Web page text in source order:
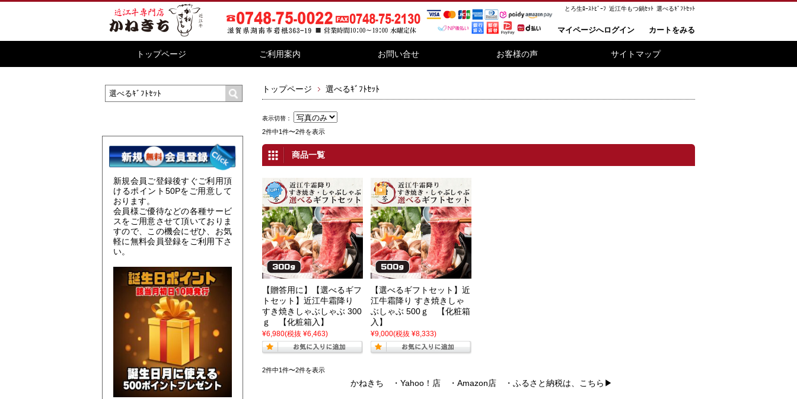
とろ生ﾛｰｽﾄﾋﾞｰﾌ 近江牛もつ鍋ｾｯﾄ 選べるｷﾞﾌﾄｾｯﾄ
マイページへログイン カートをみる
トップページ ご利用案内 お問い合せ お客様の声 サイトマップ
トップページ 選べるｷﾞﾌﾄｾｯﾄ
表示切替：
2件中1件〜2件を表示
商品一覧
【贈答用に】【選べるギフ
トセット】近江牛霜降り
すき焼きしゃぶしゃぶ 300
ｇ 【化粧箱入】
¥6,980(税抜 ¥6,463)
【選べるギフトセット】近
江牛霜降り すき焼きしゃ
ぶしゃぶ 500ｇ 【化粧箱
入】
¥9,000(税抜 ¥8,333)
2件中1件〜2件を表示
かねきち ・Yahoo！店 ・Amazon店 ・ふるさと納税は、こちら▶
新規会員ご登録後すぐご利用頂
けるポイント 50Pをご用意して
おります。
会員様ご優待などの各種サービ
スをご用意させて頂いておりま
すので、この機会にぜひ、お気
軽に無料会員登録をご利用下さ
い。